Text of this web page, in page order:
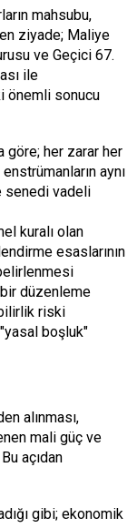
mahsubu,
ziyade; Maliye
ve Geçici 67.
ile
önemli sonucu
göre; her zarar her
aynı
senedi vadeli
kuralı olan
esaslarının
bir düzenleme
riski
boşluk"
alınması,
mali güç ve
açıdan
gibi; ekonomik